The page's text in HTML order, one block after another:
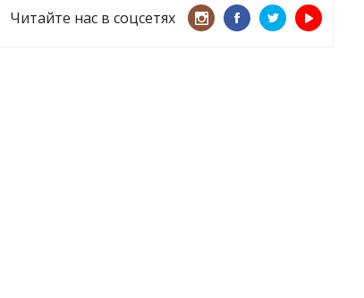
Читайте нас в соцсетях